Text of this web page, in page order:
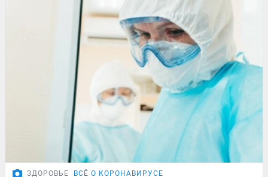
ЗДОРОВЬЕ ВСЁ О КОРОНАВИРУСЕ